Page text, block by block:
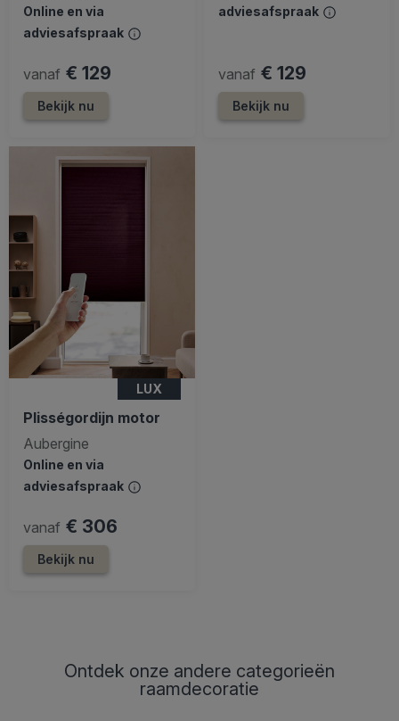
Online en via
adviesafspraak
vanaf € 129
Bekijk nu
adviesafspraak
vanaf € 129
Bekijk nu
LUX
Plisségordijn motor
Aubergine
Online en via
adviesafspraak
vanaf € 306
Bekijk nu
Ontdek onze andere categorieën
raamdecoratie